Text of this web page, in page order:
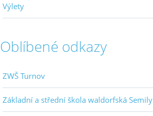
Výlety
Oblíbené odkazy
ZWŠ Turnov
Základní a střední škola waldorfská Semily